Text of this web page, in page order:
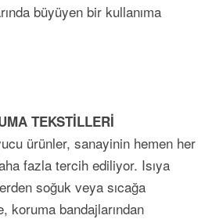
büyüyen bir kullanıma
TEKSTİLLERİ
ürünler, sanayinin hemen her
fazla tercih ediliyor. Isıya
soğuk veya sıcağa
ko­ru­ma bandaj­larından